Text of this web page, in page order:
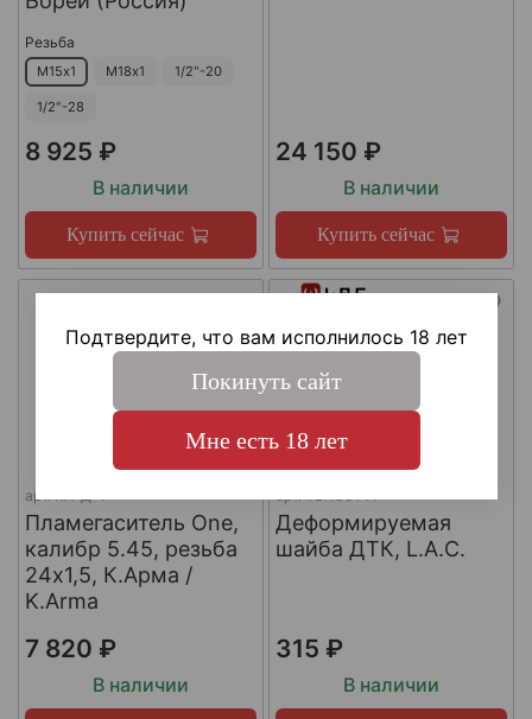
Резьба
М15х1 М18х1 1/2"-20
1/2"-28
8 925 ₽
В наличии
Купить сейчас
24 150 ₽
В наличии
Купить сейчас
арт.КА-Д-1
Пламегаситель One,
калибр 5.45, резьба
24х1,5, К.Арма /
K.Arma
7 820 ₽
В наличии
арт.#LAC0141
Деформируемая
шайба ДТК, L.A.C.
315 ₽
В наличии
Подтвердите, что вам исполнилось 18 лет
Покинуть сайт
Мне есть 18 лет